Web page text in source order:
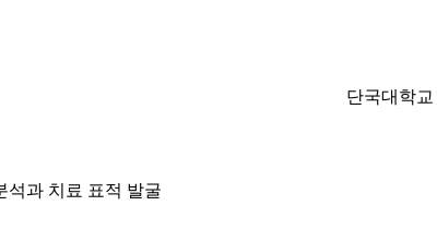
단국대학교
석과 치료 표적 발굴